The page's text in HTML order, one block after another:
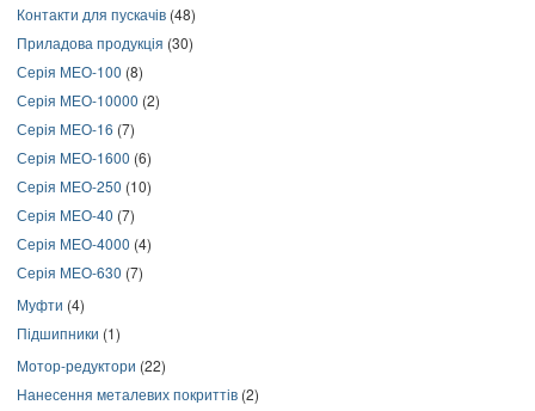
Контакти для пускачів (48)
Приладова продукція (30)
Серія МЕО-100 (8)
Серія МЕО-10000 (2)
Серія МЕО-16 (7)
Серія МЕО-1600 (6)
Серія МЕО-250 (10)
Серія МЕО-40 (7)
Серія МЕО-4000 (4)
Серія МЕО-630 (7)
Муфти (4)
Підшипники (1)
Мотор-редуктори (22)
Нанесення металевих покриттів (2)